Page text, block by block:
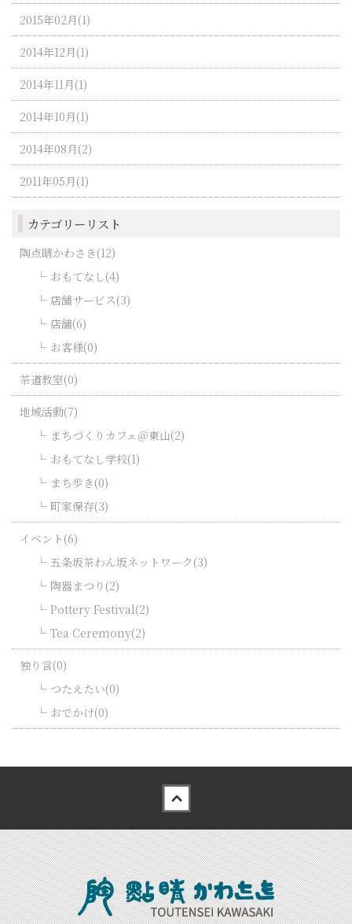
2015年02月(1)
2014年12月(1)
2014年11月(1)
2014年10月(1)
2014年08月(2)
2011年05月(1)
カテゴリーリスト
陶点睛かわさき(12)
おもてなし(4)
店舗サービス(3)
店舗(6)
お客様(0)
茶道教室(0)
地域活動(7)
まちづくりカフェ＠東山(2)
おもてなし学校(1)
まち歩き(0)
町家保存(3)
イベント(6)
五条坂茶わん坂ネットワーク(3)
陶器まつり(2)
Pottery Festival(2)
Tea Ceremony(2)
独り言(0)
つたえたい(0)
おでかけ(0)
Back to top